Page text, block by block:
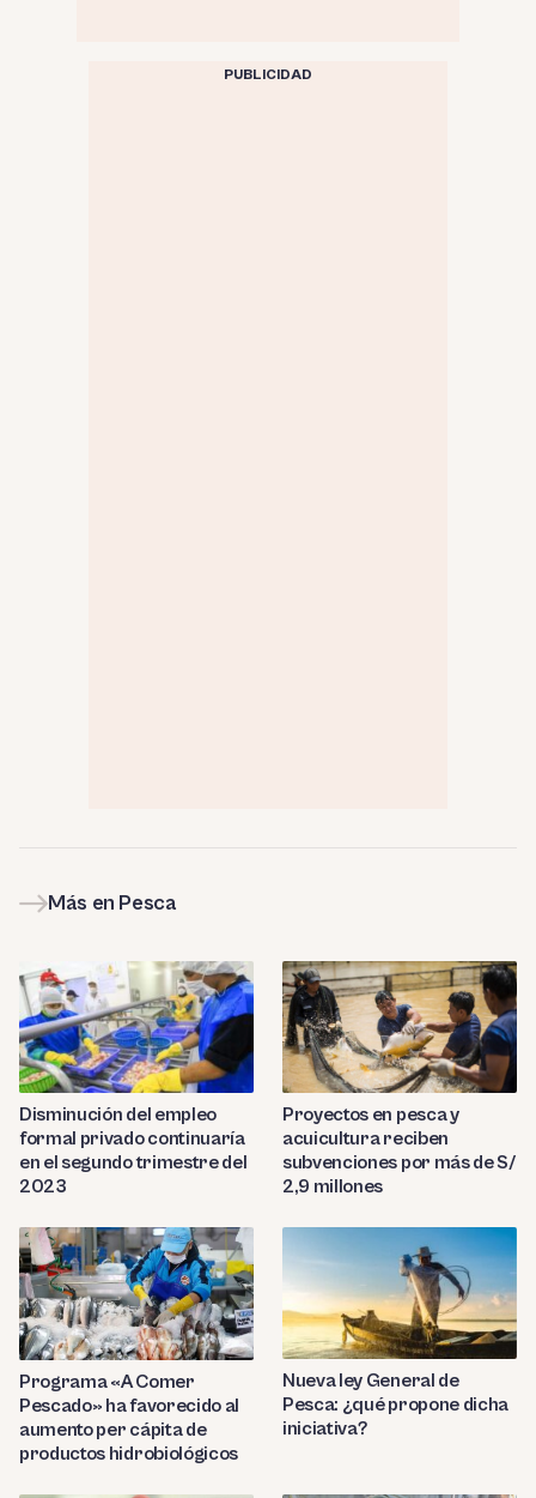
PUBLICIDAD
Más en Pesca
Disminución del empleo
formal privado continuaría
en el segundo trimestre del
2023
Proyectos en pesca y
acuicultura reciben
subvenciones por más de S/
2,9 millones
Programa «A Comer
Pescado» ha favorecido al
aumento per cápita de
productos hidrobiológicos
Nueva ley General de
Pesca: ¿qué propone dicha
iniciativa?